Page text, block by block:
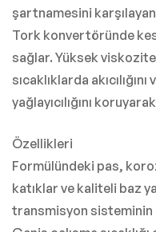
şartnamesini
Tork konvertöründe
sağlar. Yüksek
sıcaklıklarda
yağlayıcılığını
Özellikleri
Formülündeki pas,
katıklar ve kaliteli baz
transmisyon sisteminin